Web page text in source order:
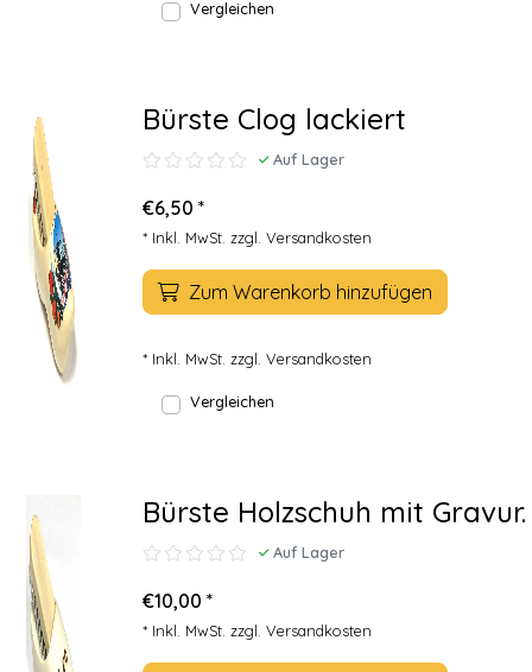
Vergleichen
Bürste Clog lackiert
Auf Lager
€6,50 *
* Inkl. MwSt. zzgl. Versandkosten
Zum Warenkorb hinzufügen
* Inkl. MwSt. zzgl. Versandkosten
Vergleichen
Bürste Holzschuh mit Gravur.
Auf Lager
€10,00 *
* Inkl. MwSt. zzgl. Versandkosten